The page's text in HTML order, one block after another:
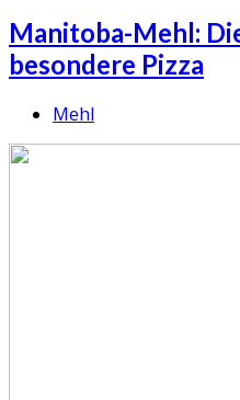
Manitoba-Mehl:
besondere Pizza
Mehl